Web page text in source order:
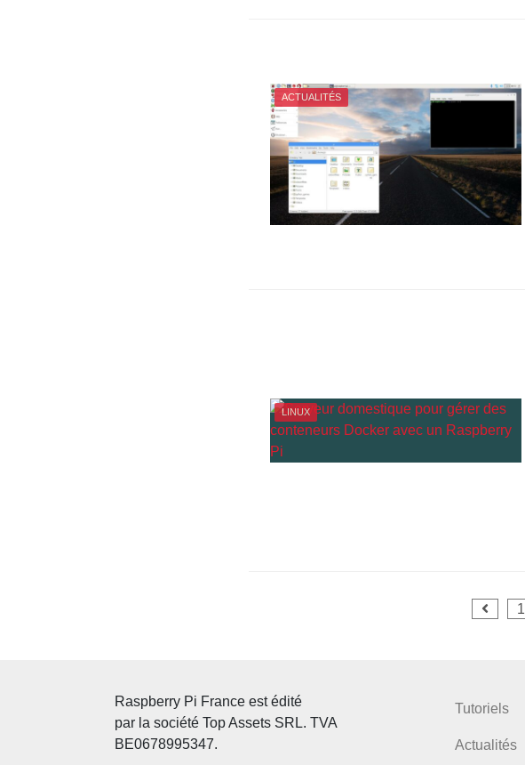
ACTUALITÉS
LINUX
1
Raspberry Pi France est édité
par la société Top Assets SRL. TVA
BE0678995347.
Tutoriels
Actualités